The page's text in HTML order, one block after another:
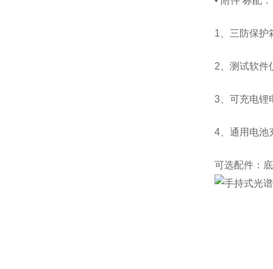
1、三防保护
2、测试软件
3、可充电锂
4、通用电池
可选配件：